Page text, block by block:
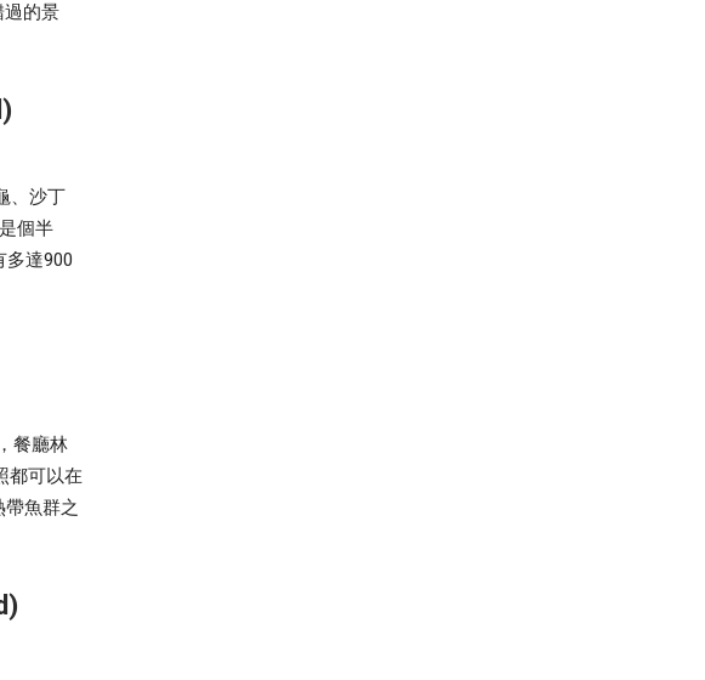
過的景
、沙丁
個半
多達900
餐廳林
都可以在
魚群之